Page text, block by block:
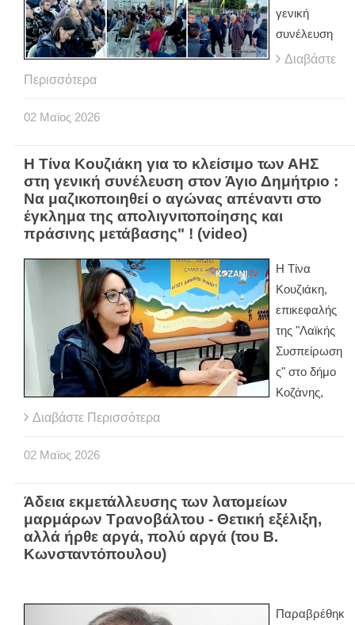
γενική
συνέλευση
Διαβάστε
Περισσότερα
02 Μαϊος 2026
Η Τίνα Κουζιάκη για το κλείσιμο των ΑΗΣ
στη γενική συνέλευση στον Άγιο Δημήτριο :
Να μαζικοποιηθεί ο αγώνας απέναντι στο
έγκλημα της απολιγνιτοποίησης και
πράσινης μετάβασης" ! (video)
Η Τίνα
Κουζιάκη,
επικεφαλής
της "Λαϊκής
Συσπείρωση
ς" στο δήμο
Κοζάνης,
Διαβάστε Περισσότερα
02 Μαϊος 2026
Άδεια εκμετάλλευσης των λατομείων
μαρμάρων Τρανοβάλτου - Θετική εξέλιξη,
αλλά ήρθε αργά, πολύ αργά (του Β.
Κωνσταντόπουλου)
Παραβρέθηκ